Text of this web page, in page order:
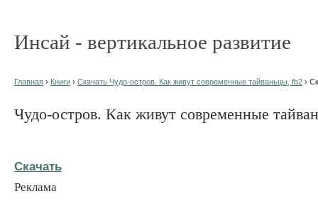
Инсай - вертикальное развитие
Главная › Книги › Скачать Чудо-остров. Как живут современные тайваньцы, fb2 ›
Чудо-остров. Как живут современные
Скачать
Реклама